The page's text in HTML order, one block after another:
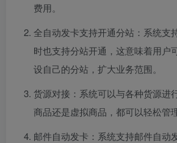
费用。
全自动发卡支持开通分站：系统支
时也支持分站开通，这意味着用户
设自己的分站，扩大业务范围。
货源对接：系统可以与各种货源进
商品还是虚拟商品，都可以轻松管理
邮件自动发卡：系统支持邮件自动